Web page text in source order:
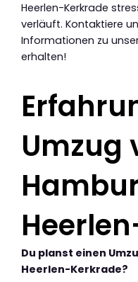
Heerlen-Kerkrade
verläuft. Kontaktiere
Informationen zu
erhalten!
Umzug
Du planst einen
Heerlen-Kerkrade?